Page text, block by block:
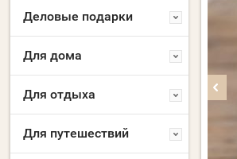
Деловые подарки
Для дома
Для отдыха
Для путешествий